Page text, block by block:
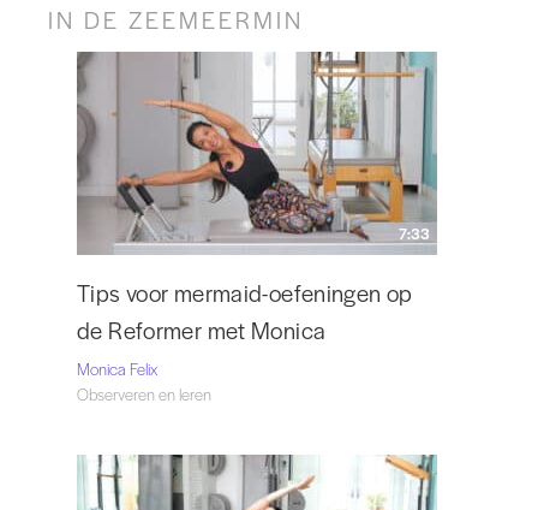
IN DE ZEEMEERMIN
7:33
Tips voor mermaid-oefeningen op
de Reformer met Monica
Monica Felix
Observeren en leren